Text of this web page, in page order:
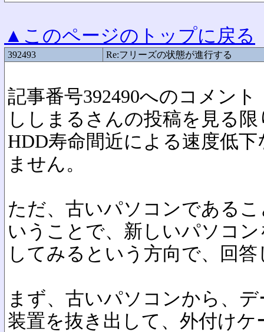
▲このページのトップに戻る
392493 Re:フリーズの状態が進行する
記事番号392490へのコメント
ししまるさんの投稿を見る
HDD寿命間近による速度低
ません。
ただ、古いパソコンである
いうことで、新しいパソコ
してみるという方向で、回
まず、古いパソコンから、
装置を抜き出して、外付け